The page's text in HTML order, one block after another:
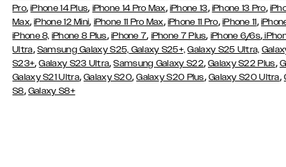
Pro,iPhone 14 Plus, iPhone 14 Pro Max, iPhone 13, iPhone 13 Pro,
Max,iPhone 12 Mini, iPhone 11 Pro Max, iPhone 11 Pro, iPhone 11,
iPhone 8, iPhone 8 Plus, iPhone 7, iPhone 7 Plus, iPhone 6/6s,
Ultra, Samsung Galaxy S25, Galaxy S25+, Galaxy S25 Ultra,
S23+,Galaxy S23 Ultra,Samsung Galaxy S22,Galaxy S22 Plus,
Galaxy S21 Ultra,Galaxy S20,Galaxy S20 Plus, Galaxy S20 Ultra,
S8, Galaxy S8+